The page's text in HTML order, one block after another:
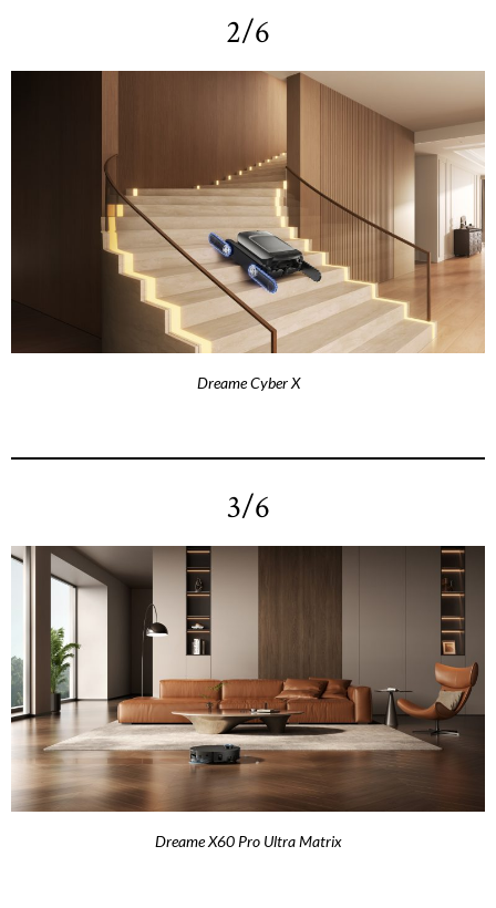
2/6
Dreame Cyber X
3/6
Dreame X60 Pro Ultra Matrix